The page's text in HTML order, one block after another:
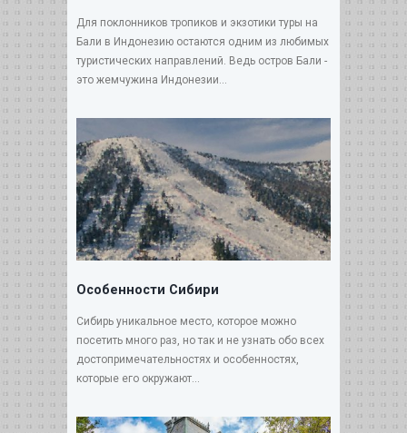
Для поклонников тропиков и экзотики туры на
Бали в Индонезию остаются одним из любимых
туристических направлений. Ведь остров Бали -
это жемчужина Индонезии...
Особенности Сибири
Сибирь уникальное место, которое можно
посетить много раз, но так и не узнать обо всех
достопримечательностях и особенностях,
которые его окружают...